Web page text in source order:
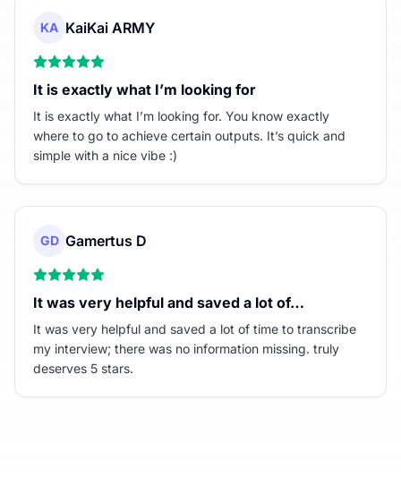
KA KaiKai ARMY
It is exactly what I’m looking for
It is exactly what I’m looking for. You know exactly
where to go to achieve certain outputs. It’s quick and
simple with a nice vibe :)
GD Gamertus D
It was very helpful and saved a lot of…
It was very helpful and saved a lot of time to transcribe
my interview; there was no information missing. truly
deserves 5 stars.